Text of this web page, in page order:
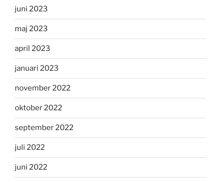
juni 2023
maj 2023
april 2023
januari 2023
november 2022
oktober 2022
september 2022
juli 2022
juni 2022